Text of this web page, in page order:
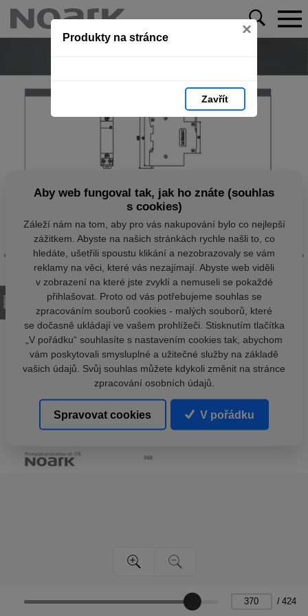
Produkty na stránce ×
Zavřít
/ 424
Aby web fungoval tak, jak ho znáte (souhlas
s cookies)
Záleží nám na tom, aby pro vás nakupování bylo co nejlepší
zážitkem. Abyste na našich stránkách rychle našli to, co
hledáte, ušetřili spoustu klikání a nezobrazovaly se vám
reklamy na věci, které vás nezajímají. Abyste web viděli
v zobrazení na které jste zvyklí a nemuseli se pokaždé
přihlašovat. Proto od vás potřebujeme souhlas se
zpracováním souborů cookies - malých souborů, které
se dočasně ukládají ve vašem prohlížeči. Stisknutím tlačítka
„V pořádku“ souhlasíte s nastavením cookies tak, abychom
vám poskytovali smysluplné a užitečné služby na základě
vašich údajů. Svůj souhlas můžete kdykoli změnit na stránce
zpracování osobních údajů.
Spravovat cookies V pořádku